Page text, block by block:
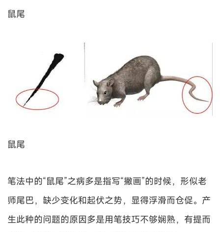
鼠尾
鼠尾
笔法中的“鼠尾”之病多是指写“撇画”的时候，形似老
师尾巴，缺少变化和起伏之势，显得浮滑而仓促。产
生此种的问题的原因多是用笔技巧不够娴熟，有提而